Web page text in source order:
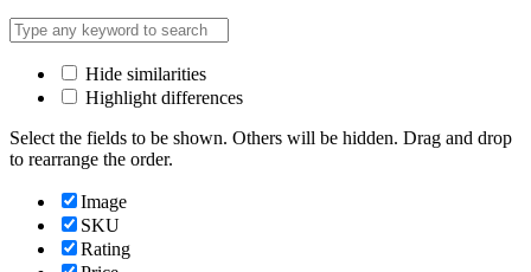
Hide similarities
Highlight differences
Select the fields to be shown. Others will be hidden. Drag and drop
to rearrange the order.
Image
SKU
Rating